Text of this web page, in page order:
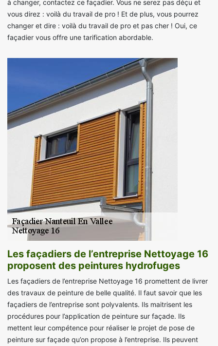
à changer, contactez ce façadier. Vous ne serez pas déçu et
vous direz : voilà du travail de pro ! Et de plus, vous pourrez
changer et dire : voilà du travail de pro et pas cher ! Oui, ce
façadier vous offre une tarification abordable.
Les façadiers de l’entreprise Nettoyage 16
proposent des peintures hydrofuges
Les façadiers de l’entreprise Nettoyage 16 promettent de livrer
des travaux de peinture de belle qualité. Il faut savoir que les
façadiers de l’entreprise sont polyvalents. Ils maitrisent les
procédures pour l’application de peinture sur façade. Ils
mettent leur compétence pour réaliser le projet de pose de
peinture sur façade qu’on propose à l’entreprise. Ils peuvent